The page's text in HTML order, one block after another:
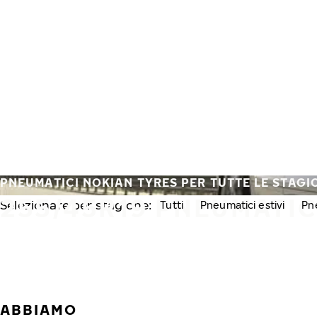
255/45R19
PNEUMATICI NOKIAN TYRES PER TUTTE LE
Selezionare per stagione: Tutti Pneumatici estivi
ABBIAMO